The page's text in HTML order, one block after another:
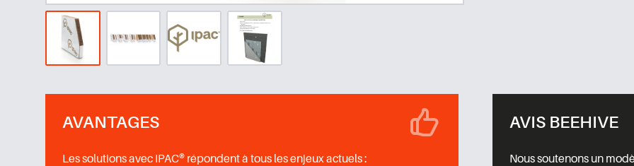
AVANTAGES
Les solutions avec IPAC® répondent à tous les enjeux actuels :
AVIS BEEHIVE
Nous soutenons un